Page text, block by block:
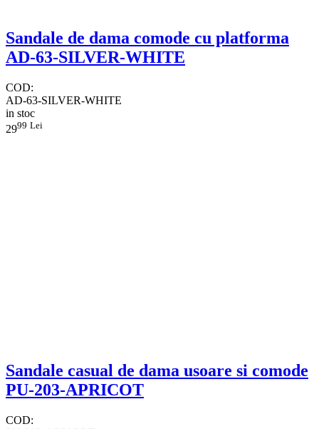
Sandale de dama comode cu platforma​
AD-63-SILVER-WHITE
COD:
AD-63-SILVER-WHITE
in stoc
2999 Lei
​Sandale casual de dama usoare si comode
PU-203-APRICOT
COD: